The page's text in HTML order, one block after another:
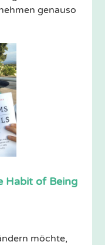
genauso
Habit of Being
möchte,